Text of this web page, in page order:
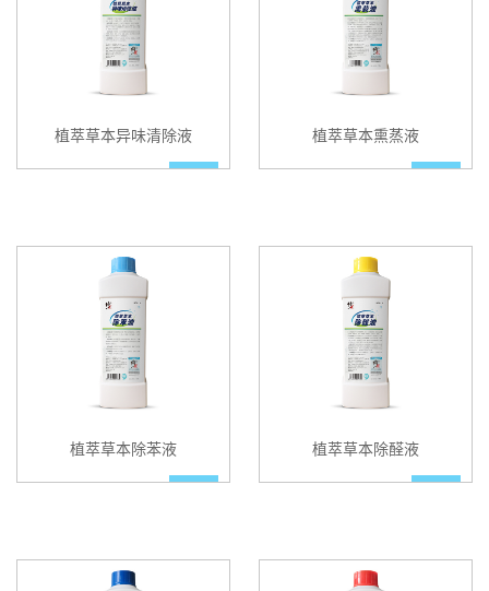
植萃草本异味清除液 植萃草本熏蒸液
植萃草本除苯液 植萃草本除醛液